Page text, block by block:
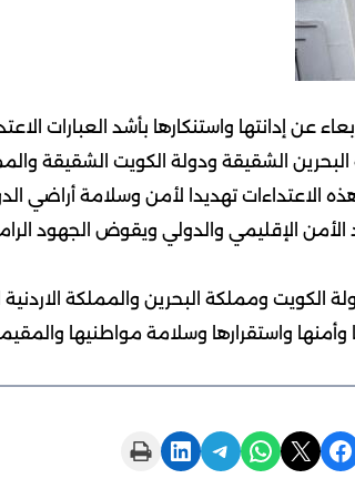
عن إدانتها واستنكارها بأشد العبارات
الشقيقة ودولة الكويت الشقيقة
الاعتداءات تهديدا لأمن وسلامة أراضي
الأمن الإقليمي والدولي ويقوض الجهود
الكويت ومملكة البحرين والمملكة
واستقرارها وسلامة مواطنيها
Share on Facebook
Share on X
Share on WhatsApp
Share on Telegram
Share on LinkedIn
Print this Page